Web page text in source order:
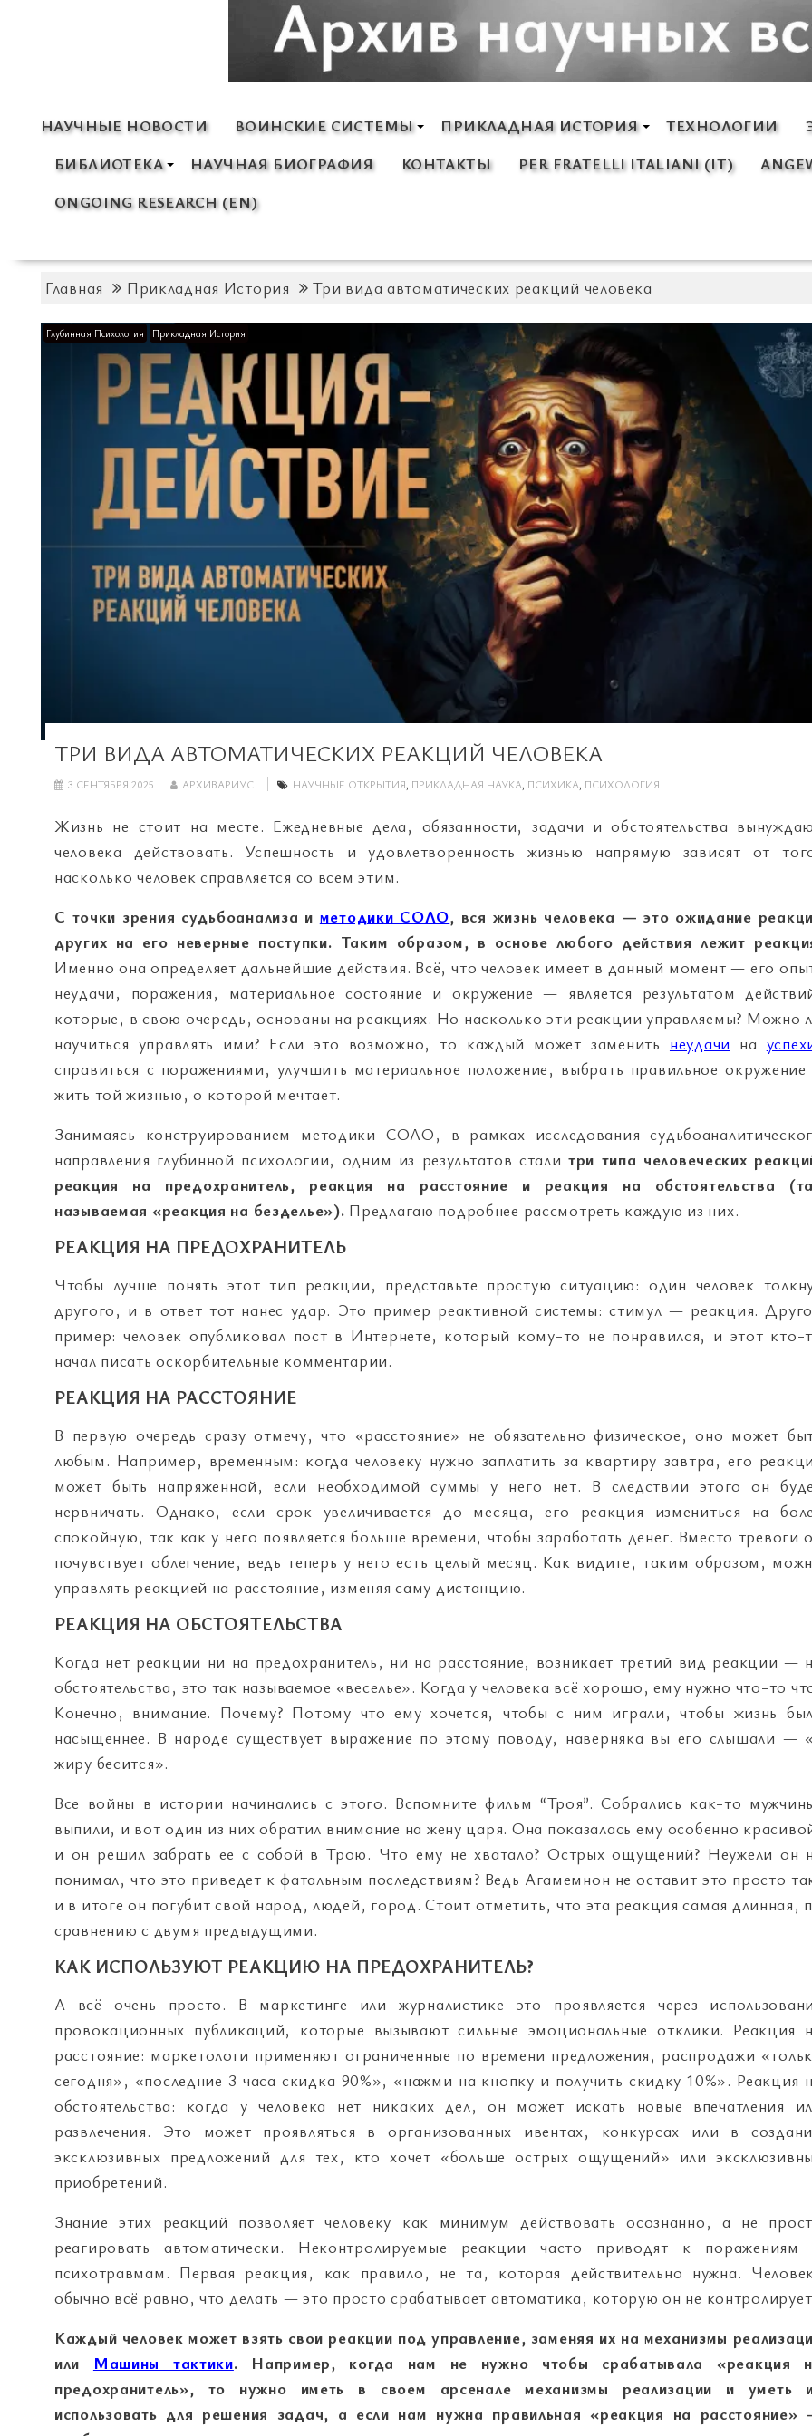
НАУЧНЫЕ НОВОСТИ ВОИНСКИЕ СИСТЕМЫ ПРИКЛАДНАЯ ИСТОРИЯ ТЕХНОЛОГИИ
БИБЛИОТЕКА
НАУЧНАЯ БИОГРАФИЯ КОНТАКТЫ PER FRATELLI ITALIANI (IT)
ONGOING RESEARCH (EN)
Главная Прикладная История Три вида автоматических реакций человека
Глубинная Психология Прикладная История
ТРИ ВИДА АВТОМАТИЧЕСКИХ РЕАКЦИЙ ЧЕЛОВЕКА
3 СЕНТЯБРЯ 2025 АРХИВАРИУС НАУЧНЫЕ ОТКРЫТИЯ, ПРИКЛАДНАЯ НАУКА, ПСИХИКА, ПСИХОЛОГИЯ
Жизнь не стоит на месте. Ежедневные дела, обязанности, задачи и обстоятельства
человека действовать. Успешность и удовлетворенность жизнью напрямую зависят от
насколько человек справляется со всем этим.
С точки зрения судьбоанализа и методики СОЛО, вся жизнь человека — это ожидание
других на его неверные поступки. Таким образом, в основе любого действия лежит
Именно она определяет дальнейшие действия. Всё, что человек имеет в данный момент — его
неудачи, поражения, материальное состояние и окружение — является результатом
которые, в свою очередь, основаны на реакциях. Но насколько эти реакции управляемы? Можно
научиться управлять ими? Если это возможно, то каждый может заменить неудачи на
справиться с поражениями, улучшить материальное положение, выбрать правильное окружение
жить той жизнью, о которой мечтает.
Занимаясь конструированием методики СОЛО, в рамках исследования
направления глубинной психологии, одним из результатов сталитри типа человеческих
реакция на предохранитель, реакция на расстояние и реакция на обстоятельства
называемая «реакция на безделье»). Предлагаю подробнее рассмотреть каждую из них.
РЕАКЦИЯ НА ПРЕДОХРАНИТЕЛЬ
Чтобы лучше понять этот тип реакции, представьте простую ситуацию: один человек
другого, и в ответ тот нанес удар. Это пример реактивной системы: стимул — реакция.
пример: человек опубликовал пост в Интернете, который кому-то не понравился, и этот кто-
начал писать оскорбительные комментарии.
РЕАКЦИЯ НА РАССТОЯНИЕ
В первую очередь сразу отмечу, что «расстояние» не обязательно физическое, оно может
любым. Например, временным: когда человеку нужно заплатить за квартиру завтра, его
может быть напряженной, если необходимой суммы у него нет. В следствии этого он
нервничать. Однако, если срок увеличивается до месяца, его реакция измениться на
спокойную, так как у него появляется больше времени, чтобы заработать денег. Вместо тревоги
почувствует облегчение, ведь теперь у него есть целый месяц. Как видите, таким образом,
управлять реакцией на расстояние, изменяя саму дистанцию.
РЕАКЦИЯ НА ОБСТОЯТЕЛЬСТВА
Когда нет реакции ни на предохранитель, ни на расстояние, возникает третий вид реакции —
обстоятельства, это так называемое «веселье». Когда у человека всё хорошо, ему нужно что-то
Конечно, внимание. Почему? Потому что ему хочется, чтобы с ним играли, чтобы жизнь
насыщеннее. В народе существует выражение по этому поводу, наверняка вы его слышали —
жиру бесится».
Все войны в истории начинались с этого. Вспомните фильм “Троя”. Собрались как-то
выпили, и вот один из них обратил внимание на жену царя. Она показалась ему особенно
и он решил забрать ее с собой в Трою. Что ему не хватало? Острых ощущений? Неужели он
понимал, что это приведет к фатальным последствиям? Ведь Агамемнон не оставит это просто
и в итоге он погубит свой народ, людей, город. Стоит отметить, что эта реакция самая длинная,
сравнению с двумя предыдущими.
КАК ИСПОЛЬЗУЮТ РЕАКЦИЮ НА ПРЕДОХРАНИТЕЛЬ?
А всё очень просто. В маркетинге или журналистике это проявляется через
провокационных публикаций, которые вызывают сильные эмоциональные отклики. Реакция
расстояние: маркетологи применяют ограниченные по времени предложения, распродажи
сегодня», «последние 3 часа скидка 90%», «нажми на кнопку и получить скидку 10%». Реакция
обстоятельства: когда у человека нет никаких дел, он может искать новые впечатления
развлечения. Это может проявляться в организованных ивентах, конкурсах или в
эксклюзивных предложений для тех, кто хочет «больше острых ощущений» или
приобретений.
Знание этих реакций позволяет человеку как минимум действовать осознанно, а не
реагировать автоматически. Неконтролируемые реакции часто приводят к поражениям
психотравмам. Первая реакция, как правило, не та, которая действительно нужна.
обычно всё равно, что делать — это просто срабатывает автоматика, которую он не
Каждый человек может взять свои реакции под управление, заменяя их на механизмы
или Машины тактики. Например, когда нам не нужно чтобы срабатывала «реакция
предохранитель», то нужно иметь в своем арсенале механизмы реализации и уметь
использовать для решения задач, а если нам нужна правильная «реакция на расстояние»